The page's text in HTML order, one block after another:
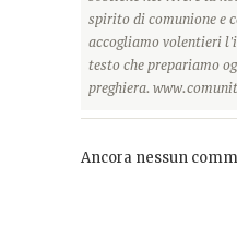
spirito di comunione e
accogliamo volentieri
testo che prepariamo
preghiera.
Ancora nessun